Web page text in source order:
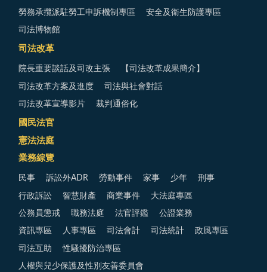
勞務承攬派駐勞工申訴機制專區 安全及衛生防護專區
司法博物館
司法改革
院長重要談話及司改主張 【司法改革成果簡介】
司法改革方案及進度 司法與社會對話
司法改革宣導影片 裁判通俗化
國民法官
憲法法庭
業務綜覽
民事 訴訟外ADR 勞動事件 家事 少年 刑事
行政訴訟 智慧財產 商業事件 大法庭專區
公務員懲戒 職務法庭 法官評鑑 公證業務
資訊專區 人事專區 司法會計 司法統計 政風專區
司法互助 性騷擾防治專區
人權與兒少保護及性別友善委員會